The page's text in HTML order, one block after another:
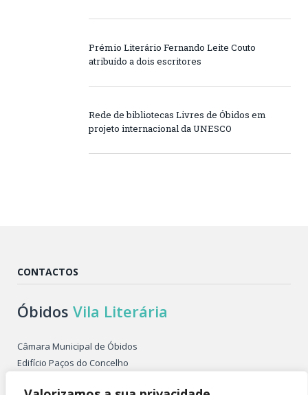
Prémio Literário Fernando Leite Couto
atribuído a dois escritores
Rede de bibliotecas Livres de Óbidos em
projeto internacional da UNESCO
CONTACTOS
Óbidos Vila Literária
Câmara Municipal de Óbidos
Edifício Paços do Concelho